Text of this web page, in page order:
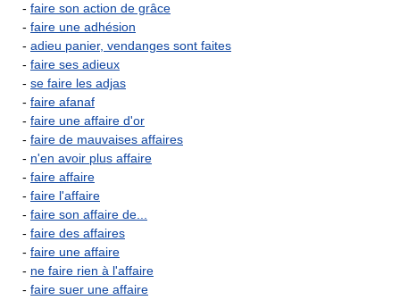
- faire son action de grâce
- faire une adhésion
- adieu panier, vendanges sont faites
- faire ses adieux
- se faire les adjas
- faire afanaf
- faire une affaire d'or
- faire de mauvaises affaires
- n'en avoir plus affaire
- faire affaire
- faire l'affaire
- faire son affaire de...
- faire des affaires
- faire une affaire
- ne faire rien à l'affaire
- faire suer une affaire